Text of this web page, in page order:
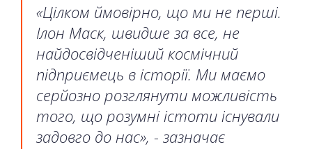
«Цілком ймовірно, що ми не перші.
Ілон Маск, швидше за все, не
найдосвідченіший космічний
підприємець в історії. Ми маємо
серйозно розглянути можливість
того, що розумні істоти існували
задовго до нас», - зазначає